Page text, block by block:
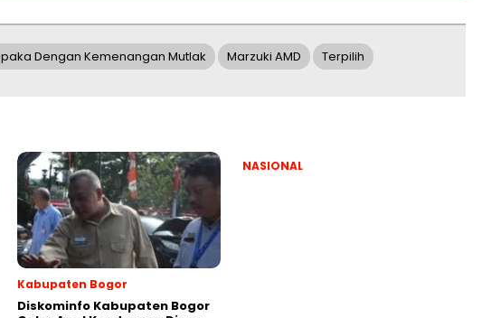
Dengan Kemenangan Mutlak Marzuki AMD Terpilih
Kabupaten Bogor
Diskominfo Kabupaten Bogor
NASIONAL